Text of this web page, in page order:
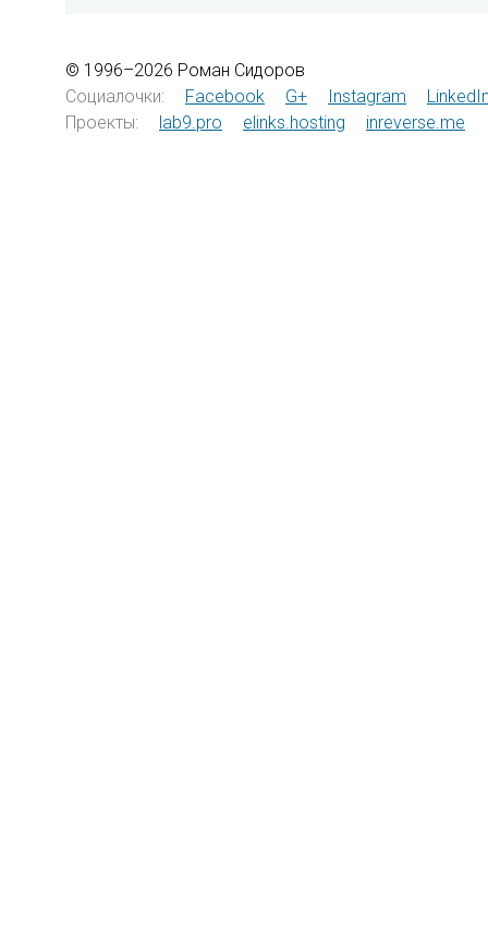
© 1996–2026 Роман Сидоров
Социалочки:
Facebook G+ Instagram
Проекты:
lab9.pro elinks.hosting inreverse.me